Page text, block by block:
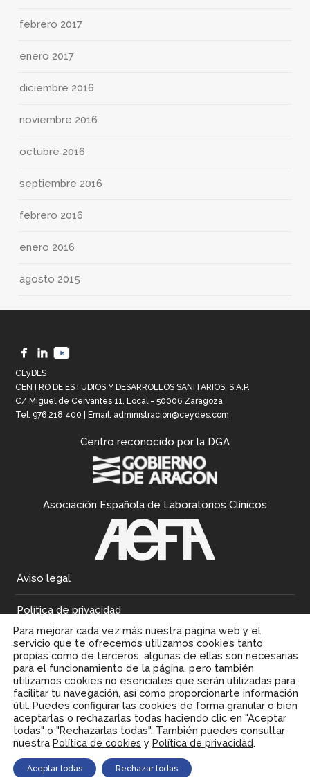
febrero 2017
enero 2017
diciembre 2016
noviembre 2016
octubre 2016
septiembre 2016
febrero 2016
enero 2016
agosto 2015
CEyDES
CENTRO DE ESTUDIOS Y DESARROLLOS SANITARIOS, S.A.P.
C/ Miguel de Cervantes 11, Local - 50006 Zaragoza
Tel. 976 218 400 | Email: administracion@ceydes.com
Centro reconocido por la DGA
Asociación Española de Laboratorios Clínicos
Aviso legal
Política de privacidad
Política de cookies
Para mejorar cada vez más nuestra página web y el
servicio que te ofrecemos utilizamos cookies tanto
propias como de terceros, algunas de ellas son necesarias
para el funcionamiento de la página, pero también
utilizamos cookies no esenciales que serán utilizadas para
facilitar tu navegación, así como proporcionarte información
útil. Puedes configurar las cookies de forma granular o bien
aceptarlas o rechazarlas todas haciendo clic en "Aceptar
todas" o "Rechazarlas todas". También puedes consultar
nuestra Política de cookies y Política de privacidad.
Aceptar todas Rechazar todas